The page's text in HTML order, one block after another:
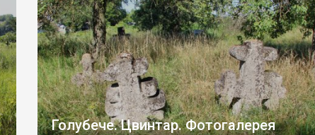
[…]
Голубече. Цвинтар. Фотогалерея